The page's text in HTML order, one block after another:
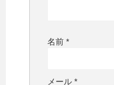
名前 *
メール *